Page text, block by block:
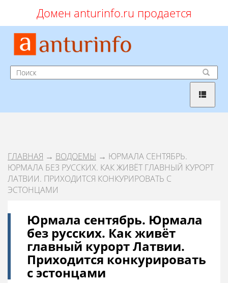
Домен anturinfo.ru продается
ГЛАВНАЯ → ВОДОЕМЫ → ЮРМАЛА СЕНТЯБРЬ.
ЮРМАЛА БЕЗ РУССКИХ. КАК ЖИВЁТ ГЛАВНЫЙ КУРОРТ
ЛАТВИИ. ПРИХОДИТСЯ КОНКУРИРОВАТЬ С
ЭСТОНЦАМИ
Юрмала сентябрь. Юрмала
без русских. Как живёт
главный курорт Латвии.
Приходится конкурировать
с эстонцами